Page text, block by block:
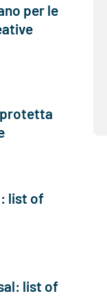
per le
list of
list of